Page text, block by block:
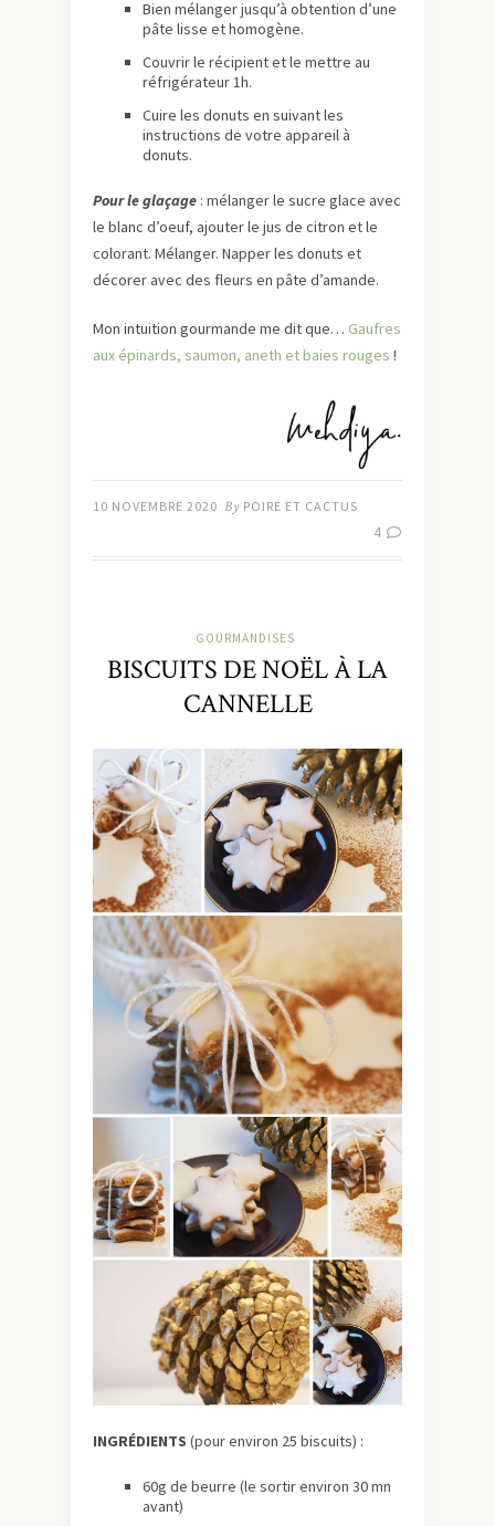
Bien mélanger jusqu’à obtention d’une
pâte lisse et homogène.
Couvrir le récipient et le mettre au
réfrigérateur 1h.
Cuire les donuts en suivant les
instructions de votre appareil à
donuts.
Pour le glaçage : mélanger le sucre glace avec
le blanc d’oeuf, ajouter le jus de citron et le
colorant. Mélanger. Napper les donuts et
décorer avec des fleurs en pâte d’amande.
Mon intuition gourmande me dit que… Gaufres
aux épinards, saumon, aneth et baies rouges !
10 NOVEMBRE 2020 By POIRE ET CACTUS
4
GOURMANDISES
BISCUITS DE NOËL À LA
CANNELLE
INGRÉDIENTS (pour environ 25 biscuits) :
60g de beurre (le sortir environ 30 mn
avant)